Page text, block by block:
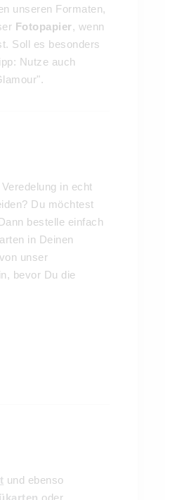
unseren Formaten,
Fotopapier, wenn
Soll es besonders
Nutze auch
in echt
Du möchtest
bestelle einfach
in Deinen
unser
bevor Du die
und ebenso
oder